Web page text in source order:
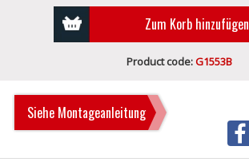
Zum Korb hinzufügen
Product code:G1553B
Siehe Montageanleitung